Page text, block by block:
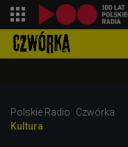
Polskie Radio
Czwórka
Kultura